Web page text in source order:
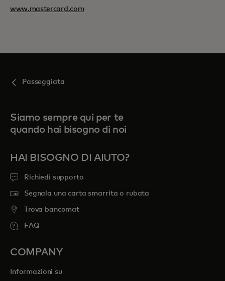
www.mastercard.com
Passeggiata
Siamo sempre qui per te
quando hai bisogno di noi
HAI BISOGNO DI AIUTO?
Richiedi supporto
Segnala una carta smarrita o rubata
Trova bancomat
FAQ
COMPANY
Informazioni su